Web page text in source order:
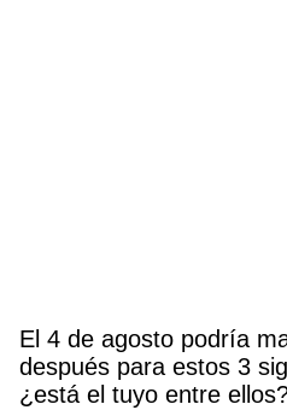
El 4 de agosto podría
después para estos 3
¿está el tuyo entre